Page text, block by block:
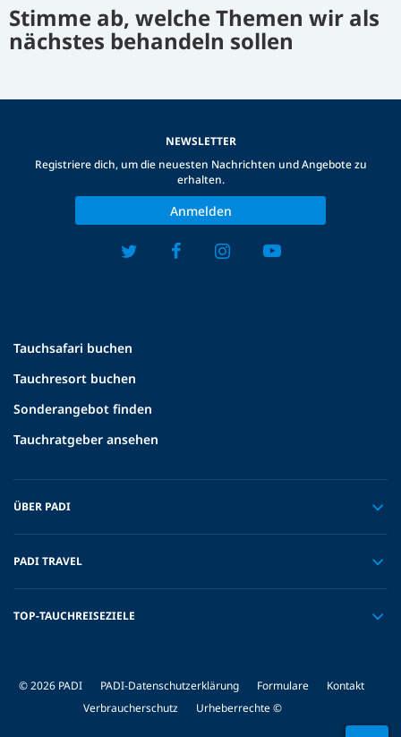
Stimme ab, welche Themen wir als
nächstes behandeln sollen
Tauchsafari buchen
Tauchresort buchen
Sonderangebot finden
Tauchratgeber ansehen
ÜBER PADI
PADI TRAVEL
TOP-TAUCHREISEZIELE
NEWSLETTER
Registriere dich, um die neuesten Nachrichten und Angebote zu
erhalten.
Anmelden
© 2026 PADI PADI-Datenschutzerklärung Formulare
Kontakt
Verbraucherschutz
Urheberrechte ©